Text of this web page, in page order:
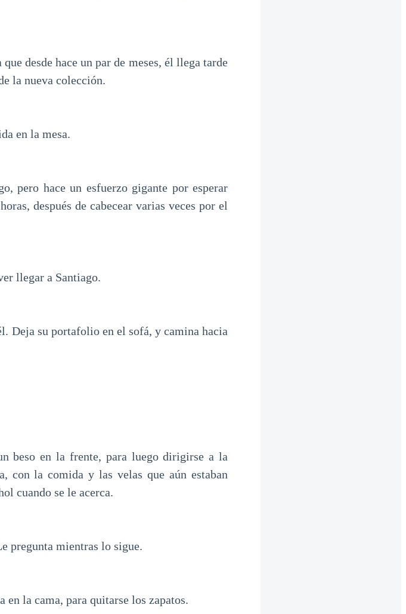
desde hace un par de meses, él llega tarde
la nueva colección.
en la mesa.
pero hace un esfuerzo gigante por esperar
después de cabecear varias veces por el
llegar a Santiago.
su portafolio en el sofá, y camina hacia
beso en la frente, para luego dirigirse a la
con la comida y las velas que aún estaban
cuando se le acerca.
pregunta mientras lo sigue.
la cama, para quitarse los zapatos.